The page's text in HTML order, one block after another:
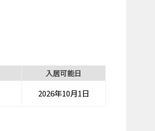
入居可能日
2026年10月1日